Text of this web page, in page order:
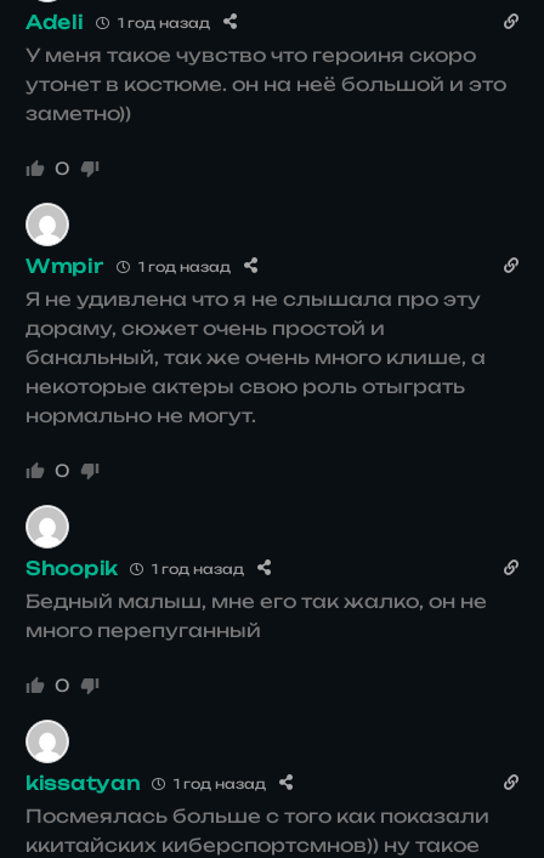
Adeli 1 год назад
У меня такое чувство что героиня скоро
утонет в костюме. он на неё большой и это
заметно))
0
Wmpir 1 год назад
Я не удивлена что я не слышала про эту
дораму, сюжет очень простой и
банальный, так же очень много клише, а
некоторые актеры свою роль отыграть
нормально не могут.
0
Shoopik 1 год назад
Бедный малыш, мне его так жалко, он не
много перепуганный
0
kissatyan 1 год назад
Посмеялась больше с того как показали
ккитайских киберспортсмнов)) ну такое